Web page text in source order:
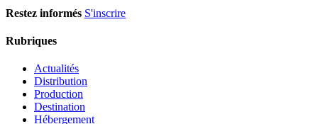
Restez informés S'inscrire
Rubriques
Actualités
Distribution
Production
Destination
Hébergement